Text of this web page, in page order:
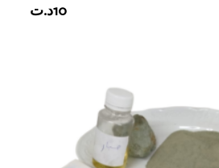
10د.ت